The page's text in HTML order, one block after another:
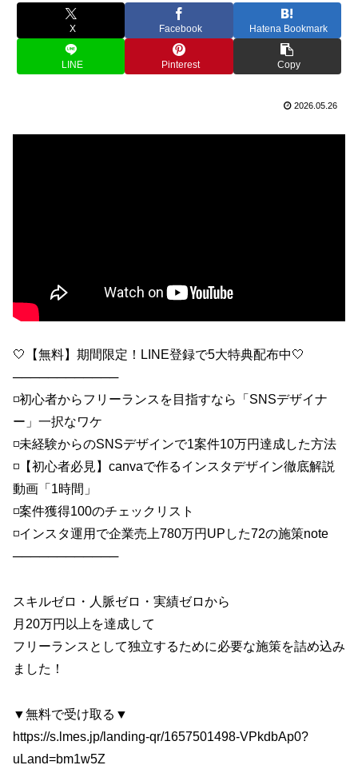
X Facebook Hatena Bookmark
LINE Pinterest Copy
2026.05.26
🤍【無料】期間限定！LINE登録で5大特典配布中🤍
────────────
◽️初心者からフリーランスを目指すなら「SNSデザイナ
ー」一択なワケ
◽️未経験からのSNSデザインで1案件10万円達成した方法
◽️【初心者必見】canvaで作るインスタデザイン徹底解説
動画「1時間」
◽️案件獲得100のチェックリスト
◽️インスタ運用で企業売上780万円UPした72の施策note
────────────
スキルゼロ・人脈ゼロ・実績ゼロから
月20万円以上を達成して
フリーランスとして独立するために必要な施策を詰め込み
ました！
▼無料で受け取る▼
https://s.lmes.jp/landing-qr/1657501498-VPkdbAp0?
uLand=bm1w5Z